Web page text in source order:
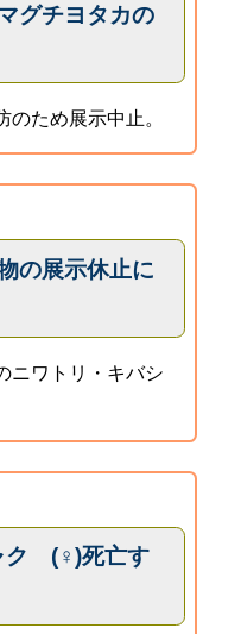
グチヨタカの
ため展示中止。
の展示休止に
ニワトリ・キバシ
ク (♀)死亡す